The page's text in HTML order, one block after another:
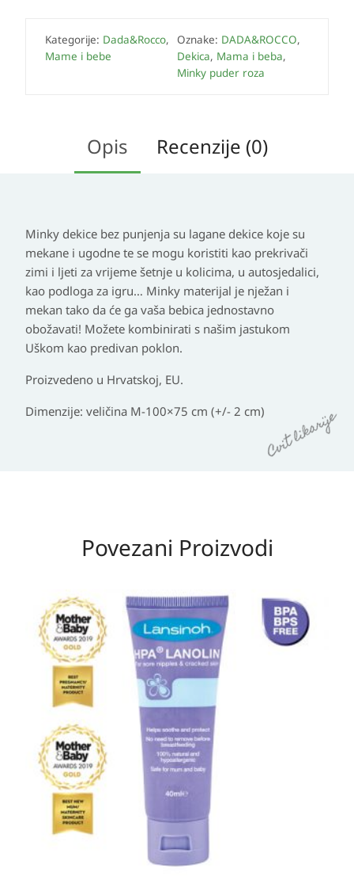
Kategorije: Dada&Rocco,
Mame i bebe
Oznake: DADA&ROCCO,
Dekica, Mama i beba,
Minky puder roza
Opis Recenzije (0)
Minky dekice bez punjenja su lagane dekice koje su
mekane i ugodne te se mogu koristiti kao prekrivači
zimi i ljeti za vrijeme šetnje u kolicima, u autosjedalici,
kao podloga za igru… Minky materijal je nježan i
mekan tako da će ga vaša bebica jednostavno
obožavati! Možete kombinirati s našim jastukom
Uškom kao predivan poklon.
Proizvedeno u Hrvatskoj, EU.
Dimenzije: veličina M-100×75 cm (+/- 2 cm)
Povezani Proizvodi
cijena:
od
17,50 KM
30,40 KM